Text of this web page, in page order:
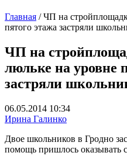
Главная / ЧП на
пятого этажа застряли
ЧП на
люльке на уровне
застряли
06.05.2014 10:34
Ирина Галинко
Двое школьников в Гродно
помощь пришлось оказывать